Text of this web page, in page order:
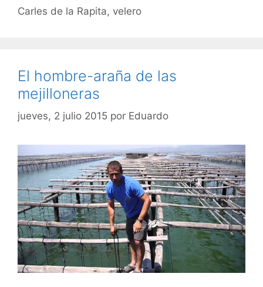
Carles de la Rapita, velero
El hombre-araña de las
mejilloneras
jueves, 2 julio 2015 por Eduardo